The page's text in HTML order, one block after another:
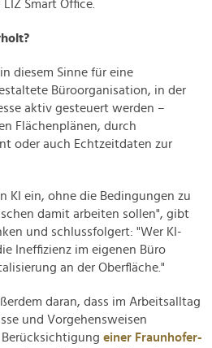
Smart Office.
diesem Sinne für eine
Büroorganisation, in der
aktiv gesteuert werden –
Flächenplänen, durch
oder auch Echtzeitdaten zur
KI ein, ohne die Bedingungen zu
damit arbeiten sollen", gibt
und schlussfolgert: "Wer KI-
Ineffizienz im eigenen Büro
an der Oberfläche."
daran, dass im Arbeitsalltag
und Vorgehensweisen
einer Fraunhofer-